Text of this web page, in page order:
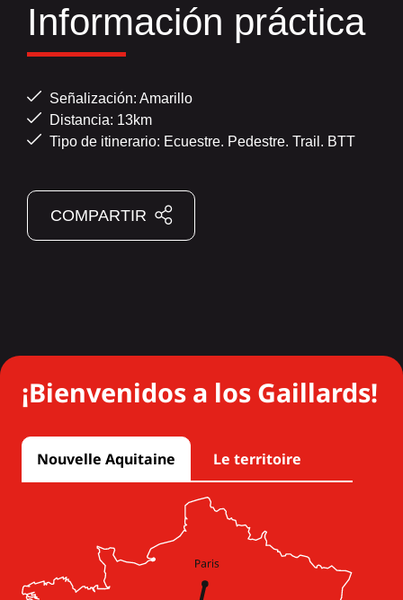
Información práctica
Señalización: Amarillo
Distancia: 13km
Tipo de itinerario: Ecuestre. Pedestre. Trail. BTT
COMPARTIR
¡Bienvenidos a los Gaillards!
Nouvelle Aquitaine Le territoire